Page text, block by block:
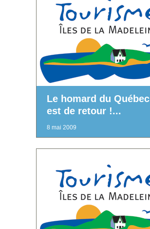
Le homard du Québec
est de retour !...
8 mai 2009